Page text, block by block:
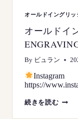
オールドイングリッ
オールドイ
By ビュラン
Instagram
https://
続きを読むオ